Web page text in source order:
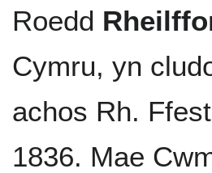
i'r
llywio
i'r
chwilio
Roedd
Cymru, yn
achos Rh.
1836. Mae